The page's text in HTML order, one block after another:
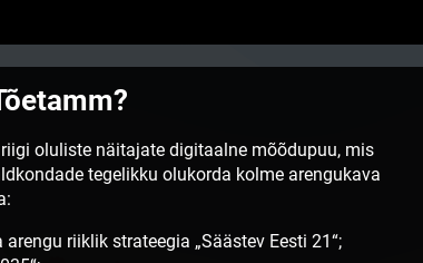
oluliste näitajate digitaalne mõõdupuu, mis
tegelikku olukorda kolme arengukava
arengu riiklik strateegia „Säästev Eesti 21“;